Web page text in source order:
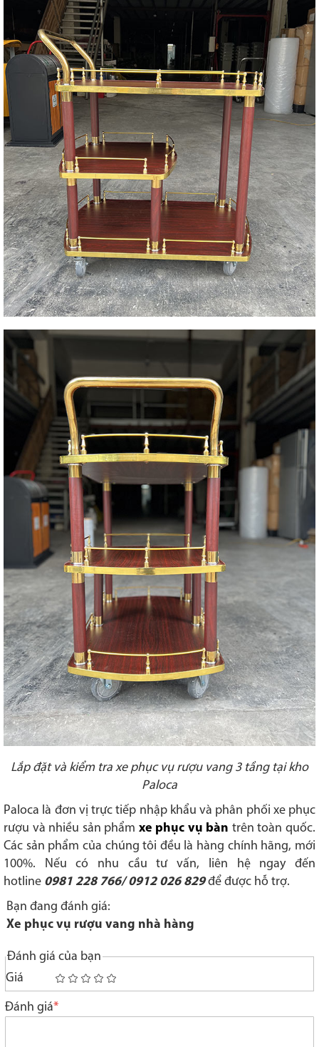
Lắp đặt và kiểm tra xe phục vụ rượu vang 3 tầng tại kho
Paloca
Paloca là đơn vị trực tiếp nhập khẩu và phân phối xe phục
rượu và nhiều sản phẩm xe phục vụ bàn trên toàn quốc.
Các sản phẩm của chúng tôi đều là hàng chính hãng, mới
100%. Nếu có nhu cầu tư vấn, liên hệ ngay đến
hotline 0981 228 766/ 0912 026 829để được hỗ trợ.
Bạn đang đánh giá:
Xe phục vụ rượu vang nhà hàng
Đánh giá của bạn
Giá
1
star
2
stars
3
stars
4
stars
5
stars
Đánh giá